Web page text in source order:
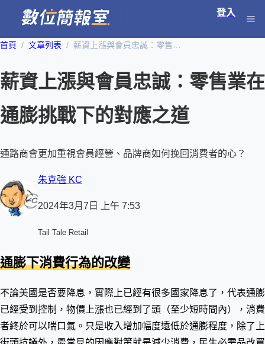
登入
首頁 文章列表
薪資上漲與會員忠誠：零售業在
通膨挑戰下的對應之道
通路商會更加重視會員經營、品牌商如何挽回消費者的心？
朱克強 KC
2024年3月7日 上午 7:53
Tail Tale Retail
通膨下消費行為的改變
不論美國是否要降息，實際上已經有很多國家降息了，代表通膨
已經受到控制，物價上漲也已經到了頭（至少短時間內），消費
者終於可以喘口氣。只是收入增加幅度遠低於通膨程度，除了上